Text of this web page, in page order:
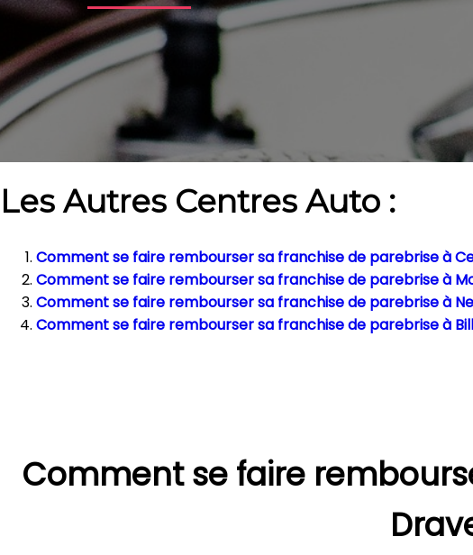
Les Autres Centres Auto :
Comment se faire rembourser sa franchise de parebrise à
Comment se faire rembourser sa franchise de parebrise à
Comment se faire rembourser sa franchise de parebrise à
Comment se faire rembourser sa franchise de parebrise à
Comment se faire